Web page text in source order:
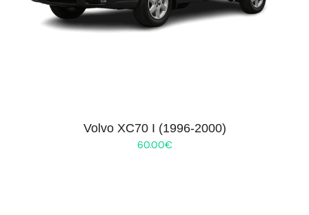
Volvo XC70 I (1996-2000)
60.00€